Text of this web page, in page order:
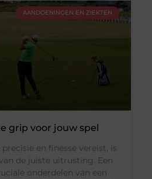
AANDOENINGEN EN ZIEKTEN
grip voor jouw spel
en finesse vereist, is
de juiste uitrusting. Een
onderdelen van een